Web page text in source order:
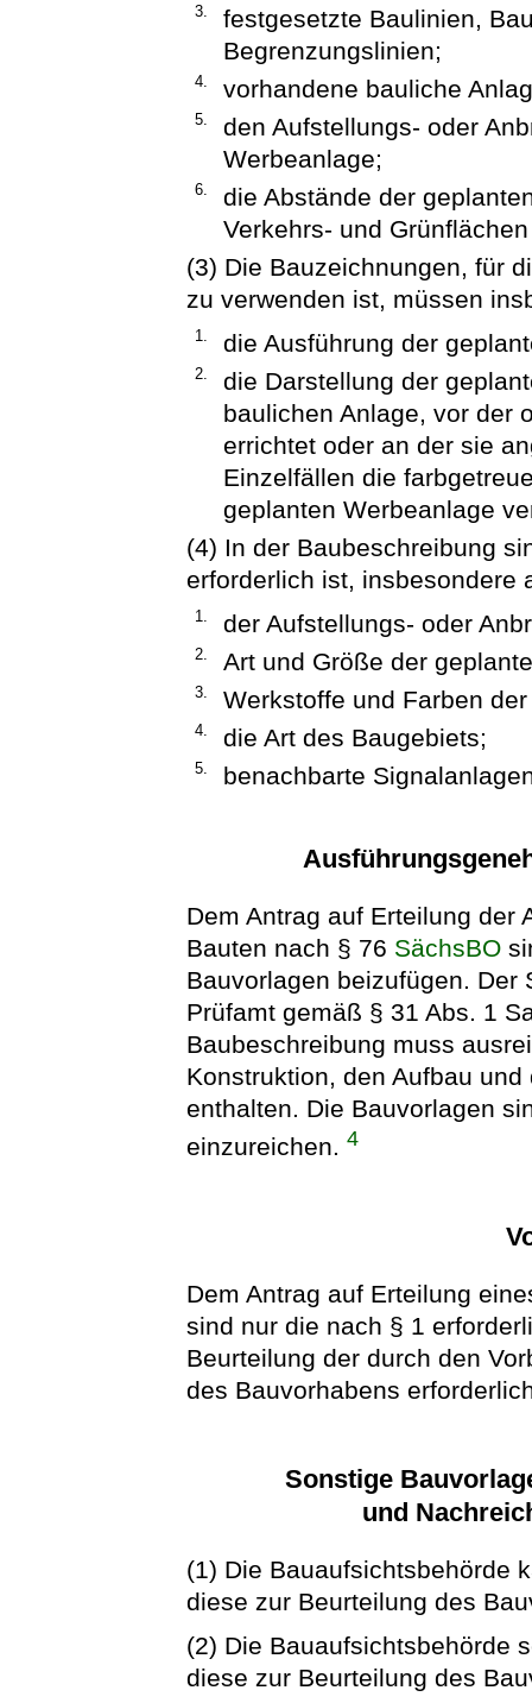
3.
festgesetzte Baulinien,
Begrenzungslinien;
4. vorhandene bauliche
5.
den Aufstellungs- oder
Werbeanlage;
6.
die Abstände der
Verkehrs- und
(3) Die Bauzeichnungen, für
zu verwenden ist, müssen
1. die Ausführung der
2.
die Darstellung der
baulichen Anlage, vor der
errichtet oder an der sie
Einzelfällen die
geplanten Werbeanlage
(4) In der Baubeschreibung
erforderlich ist, insbesondere
1. der Aufstellungs- oder
2. Art und Größe der
3. Werkstoffe und Farben
4. die Art des Baugebiets;
5. benachbarte
Dem Antrag auf Erteilung der
Bauten nach § 76 SächsBO
Bauvorlagen beizufügen.
Prüfamt gemäß § 31 Abs. 1
Baubeschreibung muss
Konstruktion, den Aufbau
enthalten. Die Bauvorlagen
einzureichen.4
Dem Antrag auf Erteilung
sind nur die nach § 1
Beurteilung der durch den
des Bauvorhabens
Sonstige
und
(1) Die Bauaufsichtsbehörde
diese zur Beurteilung des
(2) Die Bauaufsichtsbehörde
diese zur Beurteilung des